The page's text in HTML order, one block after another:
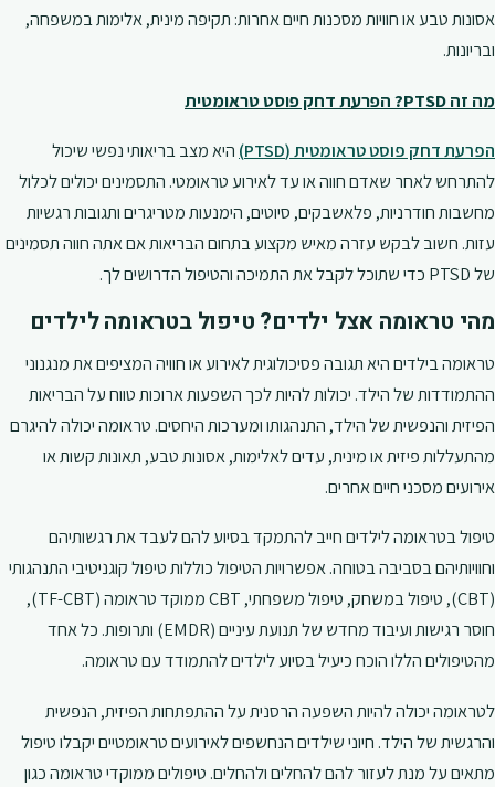
אסונות טבע או חוויות מסכנות חיים אחרות: תקיפה מינית, אלימות במשפחה,
ובריונות.
מה זה PTSD? הפרעת דחק פוסט טראומטית
הפרעת דחק פוסט טראומטית (PTSD)
היא מצב בריאותי נפשי שיכול
להתרחש לאחר שאדם חווה או עד לאירוע טראומטי. התסמינים יכולים לכלול
מחשבות חודרניות, פלאשבקים, סיוטים, הימנעות מטריגרים ותגובות רגשיות
עזות. חשוב לבקש עזרה מאיש מקצוע בתחום הבריאות אם אתה חווה תסמינים
של PTSD כדי שתוכל לקבל את התמיכה והטיפול הדרושים לך.
מהי טראומה אצל ילדים? טיפול בטראומה לילדים
טראומה בילדים היא תגובה פסיכולוגית לאירוע או חוויה המציפים את מנגנוני
ההתמודדות של הילד. יכולות להיות לכך השפעות ארוכות טווח על הבריאות
הפיזית והנפשית של הילד, התנהגותו ומערכות היחסים. טראומה יכולה להיגרם
מהתעללות פיזית או מינית, עדים לאלימות, אסונות טבע, תאונות קשות או
אירועים מסכני חיים אחרים.
טיפול בטראומה לילדים חייב להתמקד בסיוע להם לעבד את רגשותיהם
וחוויותיהם בסביבה בטוחה. אפשרויות הטיפול כוללות טיפול קוגניטיבי התנהגותי
(CBT), טיפול במשחק, טיפול משפחתי, CBT ממוקד טראומה (TF-CBT),
חוסר רגישות ועיבוד מחדש של תנועת עיניים (EMDR) ותרופות. כל אחד
מהטיפולים הללו הוכח כיעיל בסיוע לילדים להתמודד עם טראומה.
לטראומה יכולה להיות השפעה הרסנית על ההתפתחות הפיזית, הנפשית
והרגשית של הילד. חיוני שילדים הנחשפים לאירועים טראומטיים יקבלו טיפול
מתאים על מנת לעזור להם להחלים ולהחלים. טיפולים ממוקדי טראומה כגון